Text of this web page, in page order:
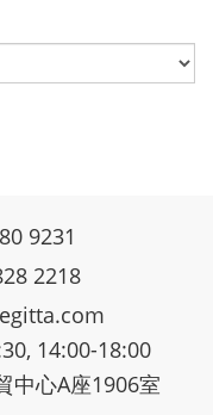
9231
2218
14:00-18:00
中心A座1906室